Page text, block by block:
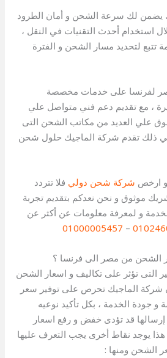
يضمن لك سرعة الشحن و أمان الطرود
استخدام أحدث التقنيات في النقل ،
تتبع لتحديد مسار الشحن و الفترة
لفرنسا على خدمات مخصصة
، مع تقديم دعم فني متواصل علي
علي العديد من مكاتب الشحن التى
الي ذلك تقدم شركة الماجيك حلول شحن
ارخص شركة شحن دولي فلا تتردد
موثوق و نحن نعدكم بتقديم تجربة
و لمعرفة معلومات عن أكثر عن
–
01000005457
الشحن من مصر الى فرنسا ؟
التى تؤثر على تكاليف و اسعار الشحن
شركة الماجيك تحرص على توفير سعر
و جودة الخدمة ، بكل تأكيد نوعيه
إرسالها قد تؤدى خفض و رفع اسعار
يوجد نقاط أخرى يجب التعرف عليها
الشحن ومنها :